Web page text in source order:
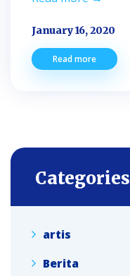
January 16, 2020
Read more
Categories
artis
Berita